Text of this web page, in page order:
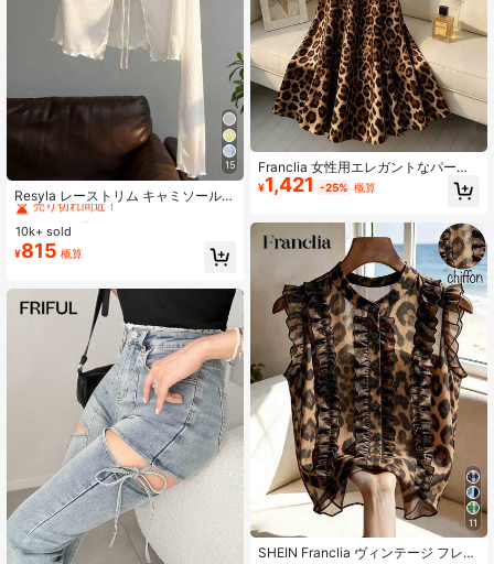
15
Resyla レーストリム キャミソールド
レスカバーアップ、長袖ニットシア
ーカバーアップトップ レディース、
夏
に シアー デイリーシャツ
売り切れ間近！
#1 ベストセラー
売り切れ間近！
#1 ベストセラー
売り切れ間近！
#1 ベストセラー
10k+ sold
¥815 概算
Franclia 女性用エレガントなパーテ
ィー通勤兼用 パール ドレープネック
レオパード柄スリップドレス
¥1,421 -25% 概算
11
SHEIN Franclia ヴィンテージ フレン